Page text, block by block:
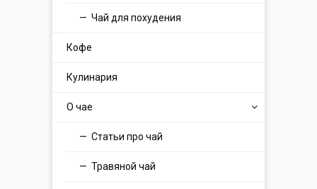
Чай для похудения
Кофе
Кулинария
О чае
Статьи про чай
Травяной чай